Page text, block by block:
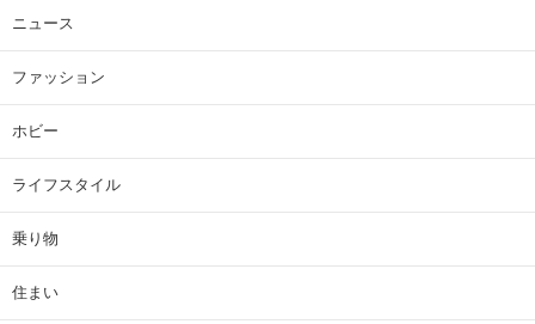
ニュース
ファッション
ホビー
ライフスタイル
乗り物
住まい